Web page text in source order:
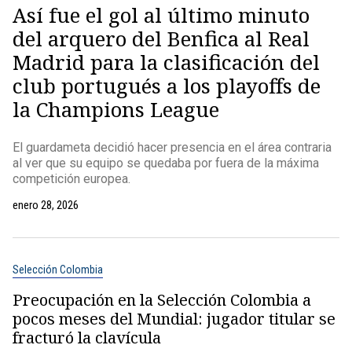
Así fue el gol al último minuto
del arquero del Benfica al Real
Madrid para la clasificación del
club portugués a los playoffs de
la Champions League
El guardameta decidió hacer presencia en el área contraria
al ver que su equipo se quedaba por fuera de la máxima
competición europea.
enero 28, 2026
Selección Colombia
Preocupación en la Selección Colombia a
pocos meses del Mundial: jugador titular se
fracturó la clavícula